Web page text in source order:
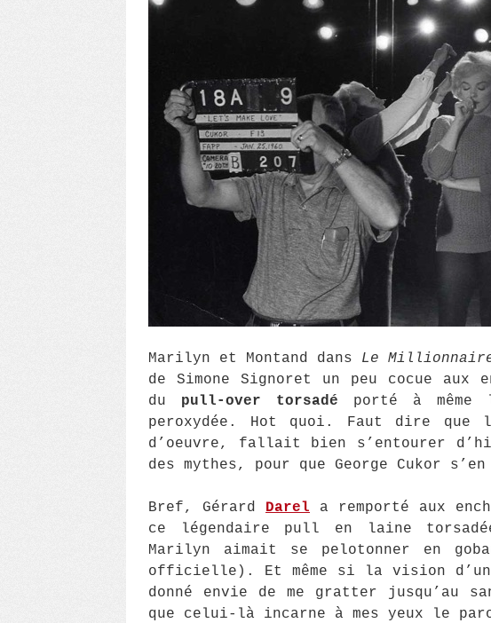
Marilyn et Montand dans Le
de Simone Signoret un peu cocue
du pull-over torsadé porté à
peroxydée. Hot quoi. Faut dire
d’oeuvre, fallait bien s’entourer
des mythes, pour que George Cukor
Bref, Gérard Darel a remporté aux
ce légendaire pull en laine
Marilyn aimait se pelotonner en
officielle). Et même si la vision
donné envie de me gratter jusqu’au
que celui-là incarne à mes yeux le